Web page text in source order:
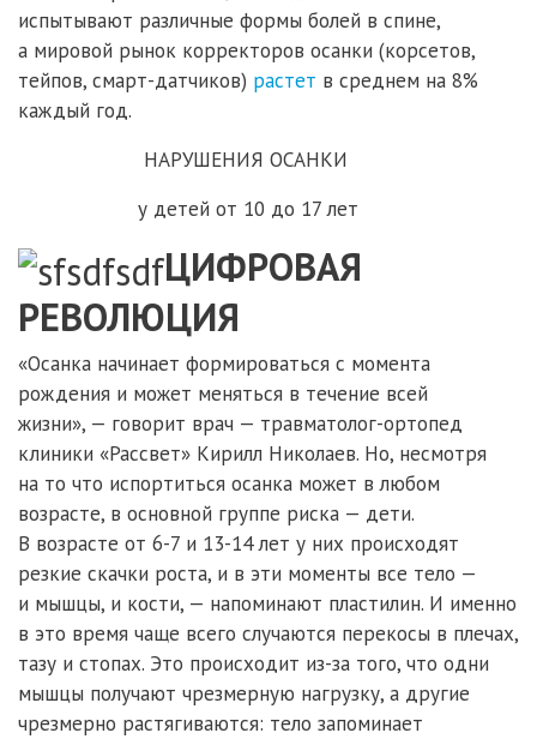
испытывают различные формы болей в спине,
а мировой рынок корректоров осанки (корсетов,
тейпов, смарт-датчиков) растет в среднем на 8%
каждый год.
НАРУШЕНИЯ ОСАНКИ
у детей от 10 до 17 лет
ЦИФРОВАЯ
РЕВОЛЮЦИЯ
«Осанка начинает формироваться с момента
рождения и может меняться в течение всей
жизни», — говорит врач — травматолог-ортопед
клиники «Рассвет» Кирилл Николаев. Но, несмотря
на то что испортиться осанка может в любом
возрасте, в основной группе риска — дети.
В возрасте от 6-7 и 13-14 лет у них происходят
резкие скачки роста, и в эти моменты все тело —
и мышцы, и кости, — напоминают пластилин. И именно
в это время чаще всего случаются перекосы в плечах,
тазу и стопах. Это происходит из-за того, что одни
мышцы получают чрезмерную нагрузку, а другие
чрезмерно растягиваются: тело запоминает